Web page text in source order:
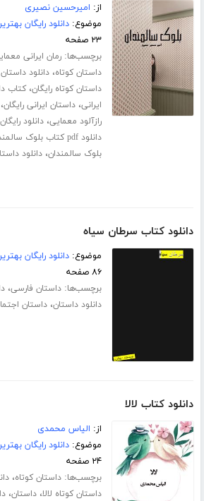
از: امیرحسین نصیری
موضوع:دانلود رایگان
۲۳ صفحه
برچسب‌ها:رمان ایرانی
داستان کوتاه،دانلود
داستان کوتاه رایگان،کتاب
ایرانی،داستان ایرانی رایگان
رازآلود معمایی،دانلود
دانلود pdf کتاب بلوک سالمندان
بلوک سالمندان،دانلود
دانلود کتاب سرطان سیاه
موضوع:دانلود رایگان
۸۶ صفحه
برچسب‌ها:داستان فارسی،
دانلود داستان،داستان
دانلود کتاب لالا
از: الیاس محمدی
موضوع:دانلود رایگان
۲۴ صفحه
برچسب‌ها:داستان کوتاه،
داستان کوتاه لالا،داستان،